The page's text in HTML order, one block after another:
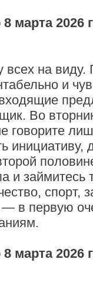
марта 2026
всех на
и
Во
говорите
инициативу,
и займитесь
спорт,
в первую
марта 2026